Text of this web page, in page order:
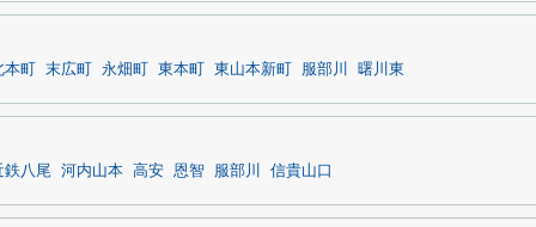
町 末広町 永畑町 東本町 東山本新町 服部川 曙川東
鉄八尾 河内山本 高安 恩智 服部川 信貴山口